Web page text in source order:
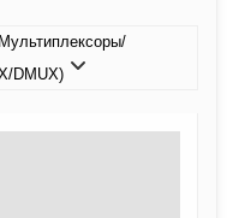
DMUX)